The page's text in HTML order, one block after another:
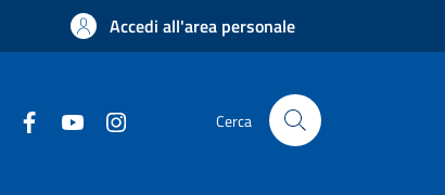
Accedi all'area personale
Cerca